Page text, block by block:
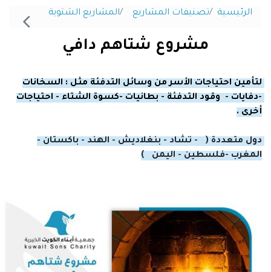
الرئيسية تصنيفات المشاريع المشاريع الشتوية
مشروع شتاهم دافي
أخرى .
المغرب -فلسطين - اليمن   )